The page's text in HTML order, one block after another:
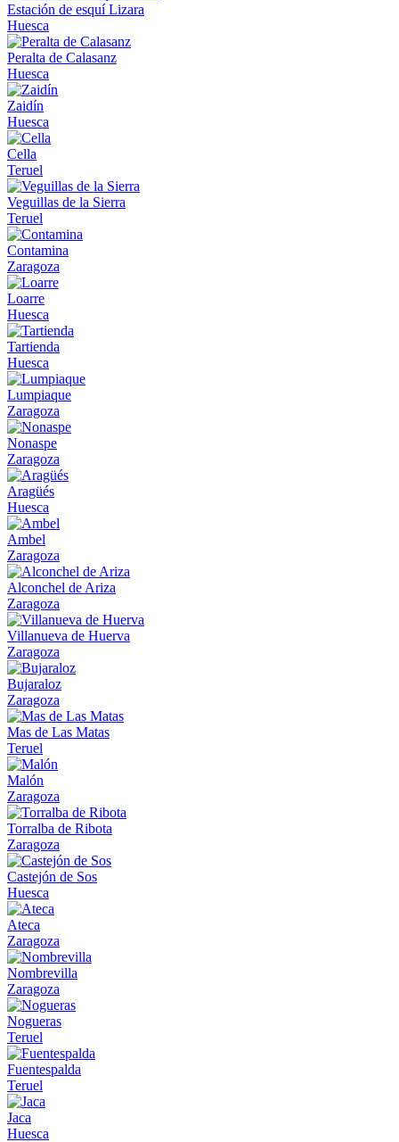
Estación de esquí Lizara
Huesca
Peralta de Calasanz
Huesca
Zaidín
Huesca
Cella
Teruel
Veguillas de la Sierra
Teruel
Contamina
Zaragoza
Loarre
Huesca
Tartienda
Huesca
Lumpiaque
Zaragoza
Nonaspe
Zaragoza
Aragüés
Huesca
Ambel
Zaragoza
Alconchel de Ariza
Zaragoza
Villanueva de Huerva
Zaragoza
Bujaraloz
Zaragoza
Mas de Las Matas
Teruel
Malón
Zaragoza
Torralba de Ribota
Zaragoza
Castejón de Sos
Huesca
Ateca
Zaragoza
Nombrevilla
Zaragoza
Nogueras
Teruel
Fuentespalda
Teruel
Jaca
Huesca